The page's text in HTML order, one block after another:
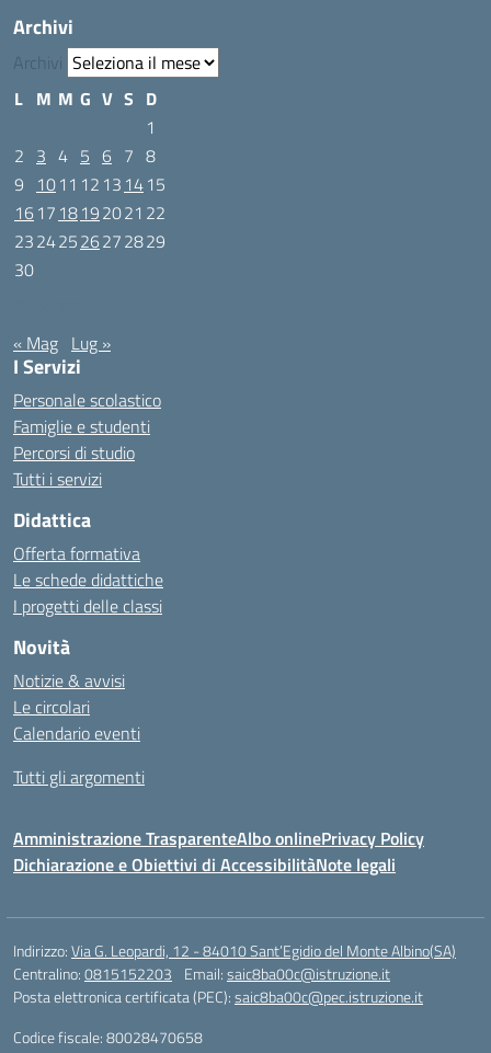
Archivi
Archivi
L M M G V S D
1
2 3 4 5 6 7 8
9 1011 12 13 1415
1617 18192021 22
23242526272829
30
« Mag Lug »
I Servizi
Personale scolastico
Famiglie e studenti
Percorsi di studio
Tutti i servizi
Didattica
Offerta formativa
Le schede didattiche
I progetti delle classi
Novità
Notizie & avvisi
Le circolari
Calendario eventi
Tutti gli argomenti
Amministrazione TrasparenteAlbo onlinePrivacy Policy
Dichiarazione e Obiettivi di AccessibilitàNote legali
Indirizzo:Via G. Leopardi, 12 - 84010 Sant’Egidio del Monte Albino(SA)
Centralino:0815152203 Email:saic8ba00c@istruzione.it
Posta elettronica certificata (PEC):saic8ba00c@pec.istruzione.it
Codice fiscale: 80028470658